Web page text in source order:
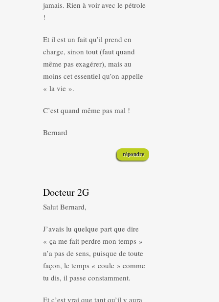
jamais. Rien à voir avec le pétrole
!
Et il est un fait qu’il prend en
charge, sinon tout (faut quand
même pas exagérer), mais au
moins cet essentiel qu’on appelle
« la vie ».
C’est quand même pas mal !
Bernard
répondre
Docteur 2G
Salut Bernard,
J’avais lu quelque part que dire
« ça me fait perdre mon temps »
n’a pas de sens, puisque de toute
façon, le temps « coule » comme
tu dis, il passe constamment.
Et c’est vrai que tant qu’il y aura